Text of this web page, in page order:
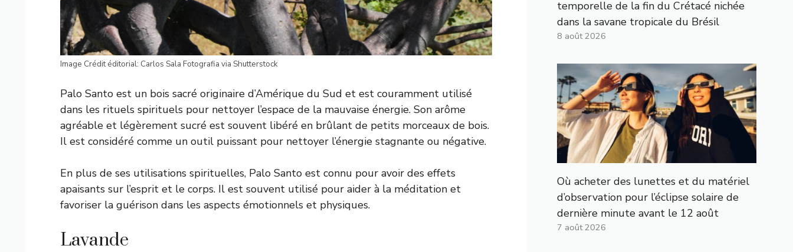
Image Crédit éditorial: Carlos Sala Fotografia via Shutterstock
Palo Santo est un bois sacré originaire d’Amérique du Sud et est couramment utilisé
dans les rituels spirituels pour nettoyer l’espace de la mauvaise énergie. Son arôme
agréable et légèrement sucré est souvent libéré en brûlant de petits morceaux de bois.
Il est considéré comme un outil puissant pour nettoyer l’énergie stagnante ou négative.
En plus de ses utilisations spirituelles, Palo Santo est connu pour avoir des effets
apaisants sur l’esprit et le corps. Il est souvent utilisé pour aider à la méditation et
favoriser la guérison dans les aspects émotionnels et physiques.
Lavande
temporelle de la fin du Crétacé nichée
dans la savane tropicale du Brésil
8 août 2026
Où acheter des lunettes et du matériel
d’observation pour l’éclipse solaire de
dernière minute avant le 12 août
7 août 2026